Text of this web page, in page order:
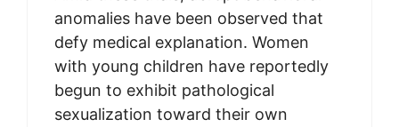
anomalies have been observed that
defy medical explanation. Women
with young children have reportedly
begun to exhibit pathological
sexualization toward their own